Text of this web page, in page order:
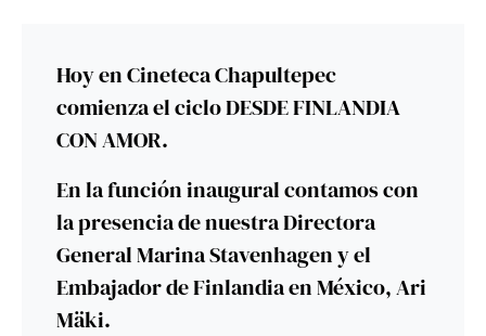
Hoy en Cineteca Chapultepec
comienza el ciclo DESDE FINLANDIA
CON AMOR.
En la función inaugural contamos con
la presencia de nuestra Directora
General Marina Stavenhagen y el
Embajador de Finlandia en México, Ari
Mäki.